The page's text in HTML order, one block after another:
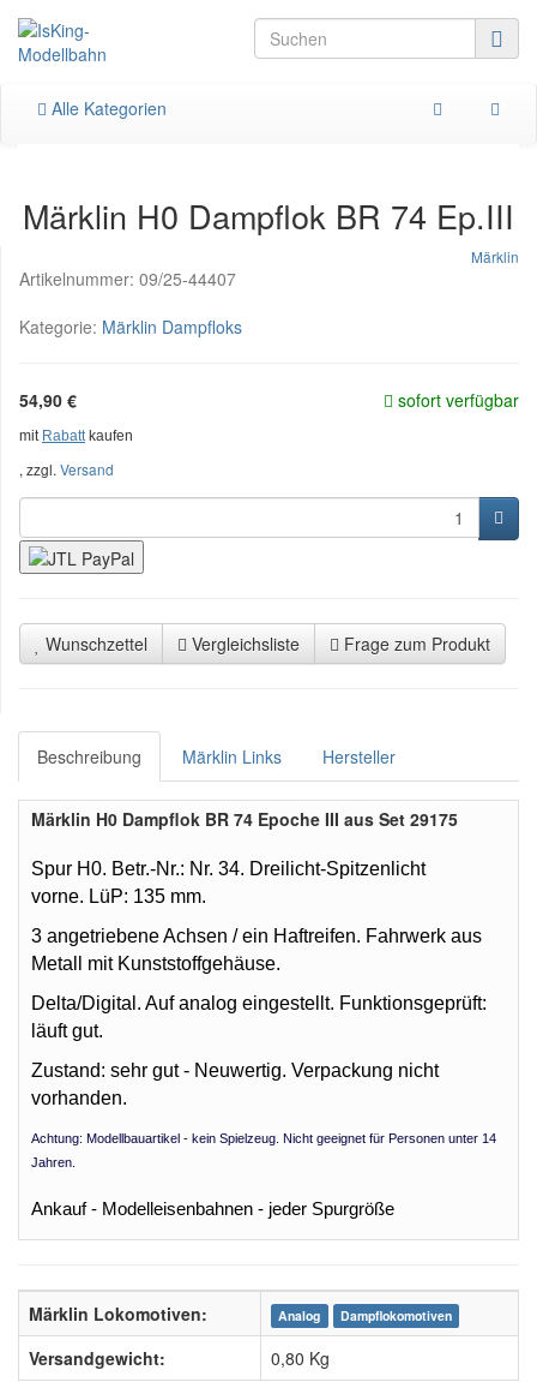
Alle Kategorien
Märklin H0 Dampflok BR 74 Ep.III
Märklin
Artikelnummer: 09/25-44407
Kategorie: Märklin Dampfloks
54,90 €
mit Rabattkaufen
, zzgl. Versand
sofort verfügbar
Wunschzettel Vergleichsliste Frage zum Produkt
Beschreibung Märklin Links Hersteller
Märklin H0 Dampflok BR 74 Epoche III aus Set 29175
Spur H0. Betr.-Nr.: Nr. 34. Dreilicht-Spitzenlicht
vorne. LüP: 135 mm.
3 angetriebene Achsen / ein Haftreifen. Fahrwerk aus
Metall mit Kunststoffgehäuse.
Delta/Digital. Auf analog eingestellt. Funktionsgeprüft:
läuft gut.
Zustand: sehr gut - Neuwertig. Verpackung nicht
vorhanden.
Achtung: Modellbauartikel - kein Spielzeug. Nicht geeignet für Personen unter 14
Jahren.
Ankauf - Modelleisenbahnen - jeder Spurgröße
Märklin Lokomotiven: Analog Dampflokomotiven
Versandgewicht: 0,80 Kg